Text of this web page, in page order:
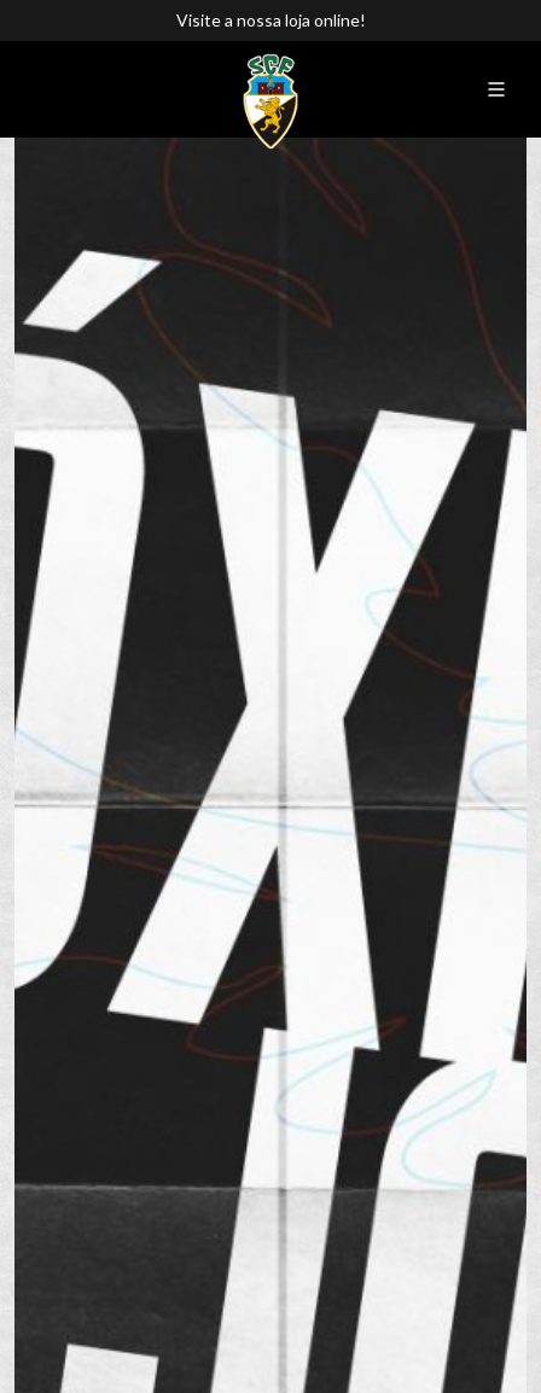
Visite a nossa loja online!